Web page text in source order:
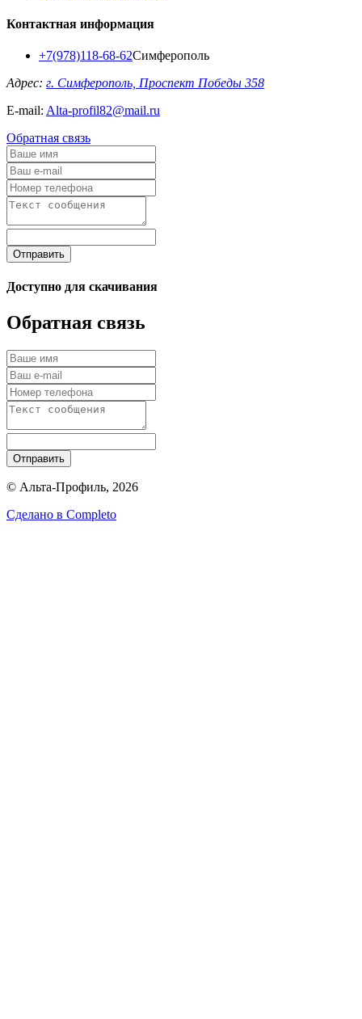
Контактная информация
+7(978)118-68-62Симферополь
Адрес: г. Симферополь, Проспект Победы 358
E-mail: Alta-profil82@mail.ru
Обратная связь
Отправить
Доступно для скачивания
Обратная связь
Отправить
© Альта-Профиль, 2026
Сделано в Completo